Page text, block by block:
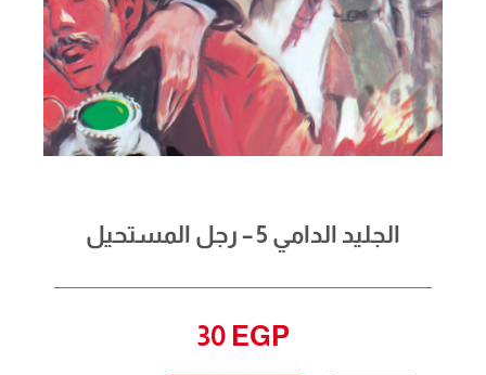
الجليد الدامي 5 – رجل المستحيل
30 EGP